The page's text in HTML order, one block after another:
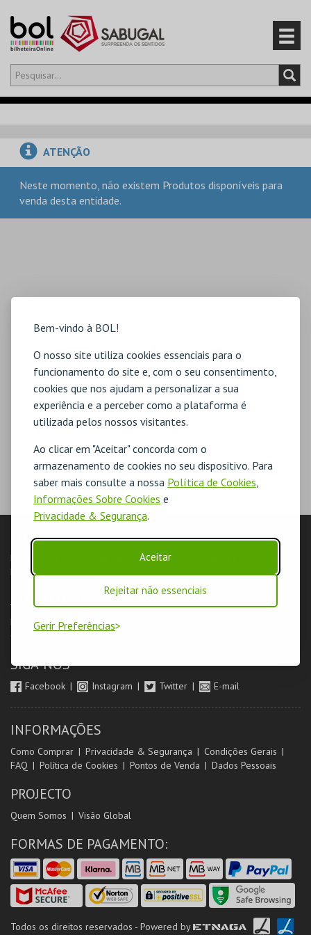
Bem-vindo à BOL!
O nosso site utiliza cookies essenciais para o
funcionamento do site e, com o seu consentimento,
cookies que nos ajudam a personalizar a sua
experiência e a perceber como a plataforma é
utilizada pelos nossos visitantes.
Ao clicar em "Aceitar" concorda com o
armazenamento de cookies no seu dispositivo. Para
saber mais consulte a nossa Política de Cookies,
Informações Sobre Cookies e
Privacidade & Segurança.
Aceitar
Rejeitar não essenciais
Gerir Preferências
Olá,iniciar sessão
EVENTOS
CARTÕES
ATENÇÃO
Neste momento, não existem Produtos disponíveis para
venda desta entidade.
LOJA
Pesquisar Carrinho de compras Eventos
Livro de Reclamações
AUTENTICAÇÃO
Login & Registo de Clientes
SIGA-NOS
Facebook Instagram Twitter E-mail
INFORMAÇÕES
Como Comprar Privacidade & Segurança
Condições Gerais
FAQ
Política de Cookies Pontos de Venda Dados Pessoais
PROJECTO
Quem Somos Visão Global
FORMAS DE PAGAMENTO:
Todos os direitos reservados - Powered by ETNAGA